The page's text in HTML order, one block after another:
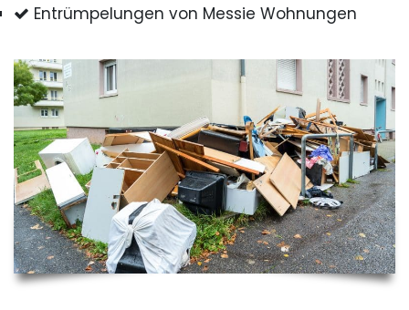
Entrümpelungen von Messie Wohnungen